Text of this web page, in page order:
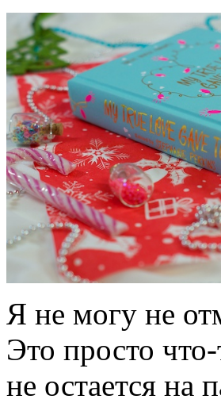
Я не могу не
Это просто
не остается на